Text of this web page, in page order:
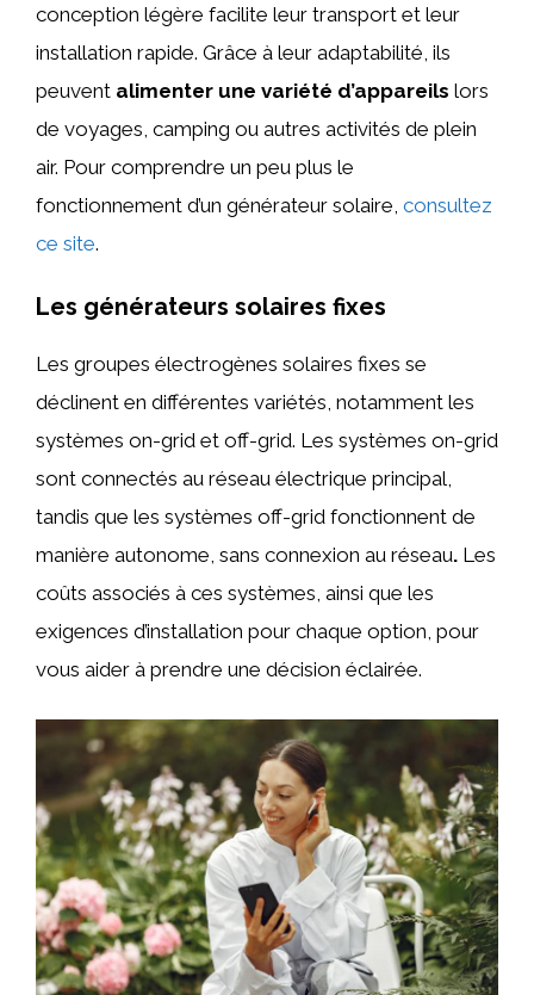
conception légère facilite leur transport et leur
installation rapide. Grâce à leur adaptabilité, ils
peuvent alimenter une variété d’appareils lors
de voyages, camping ou autres activités de plein
air. Pour comprendre un peu plus le
fonctionnement d’un générateur solaire, consultez
ce site.
Les générateurs solaires fixes
Les groupes électrogènes solaires fixes se
déclinent en différentes variétés, notamment les
systèmes on-grid et off-grid. Les systèmes on-grid
sont connectés au réseau électrique principal,
tandis que les systèmes off-grid fonctionnent de
manière autonome, sans connexion au réseau. Les
coûts associés à ces systèmes, ainsi que les
exigences d’installation pour chaque option, pour
vous aider à prendre une décision éclairée.